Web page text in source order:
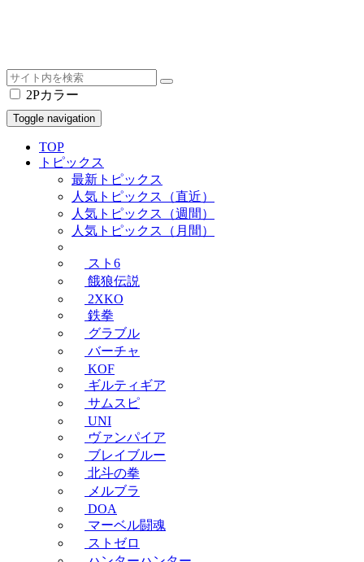
2Pカラー
Toggle navigation
TOP
トピックス
最新トピックス
人気トピックス（直近）
人気トピックス（週間）
人気トピックス（月間）
スト6
餓狼伝説
2XKO
鉄拳
グラブル
バーチャ
KOF
ギルティギア
サムスピ
UNI
ヴァンパイア
ブレイブルー
北斗の拳
メルブラ
DOA
マーベル闘魂
ストゼロ